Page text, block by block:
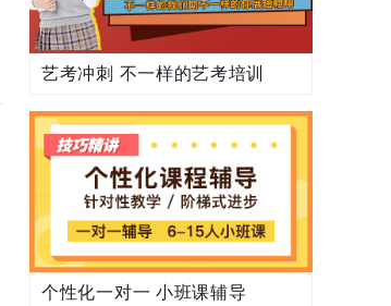
艺考冲刺 不一样的艺考培训
个性化一对一 小班课辅导